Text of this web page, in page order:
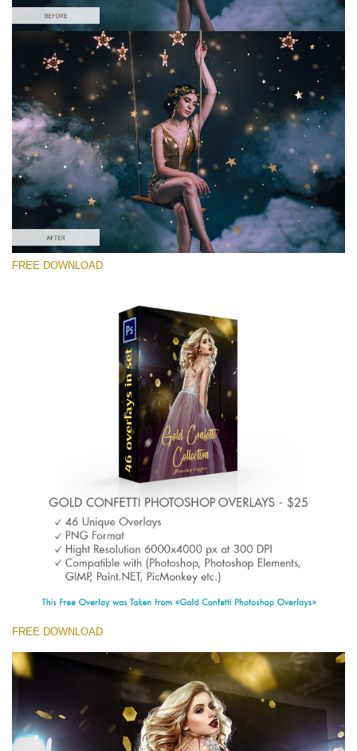
Por favor selecione
Free Photoshop Overlay #7
Small 800*533px
Gold Confetti
(46 Overlays)
Large 6000*4000px
Large 6000*4000px
Download Grátis
FREE DOWNLOAD
FREE DOWNLOAD